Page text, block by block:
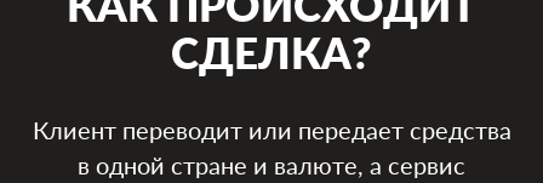
СДЕЛКА?
Клиент переводит или передает средства
в одной стране и валюте, а сервис